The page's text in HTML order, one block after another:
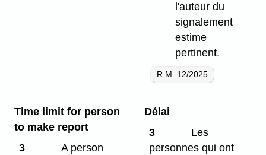
l'auteur du
signalement
estime
pertinent.
R.M. 12/2025
Time limit for person
to make report
3
A person
Délai
3
Les
personnes qui ont